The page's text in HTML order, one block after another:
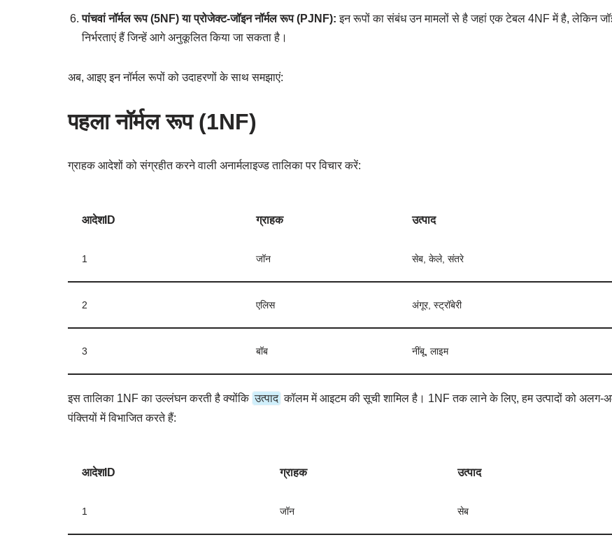
पांचवां नॉर्मल रूप (5NF) या प्रोजेक्ट-जॉइन नॉर्मल रूप (PJNF): इन रूपों का संबंध उन मामलों से है जहां एक टेबल 4NF में है, लेकिन
निर्भरताएं हैं जिन्हें आगे अनुकूलित किया जा सकता है।
अब, आइए इन नॉर्मल रूपों को उदाहरणों के साथ समझाएं:
पहला नॉर्मल रूप (1NF)
ग्राहक आदेशों को संग्रहीत करने वाली अनार्मलाइज्ड तालिका पर विचार करें:
आदेशID ग्राहक उत्पाद
1 जॉन सेब, केले, संतरे
2 एलिस अंगूर, स्ट्रॉबेरी
3 बॉब नींबू, लाइम
इस तालिका 1NF का उल्लंघन करती है क्योंकि उत्पाद कॉलम में आइटम की सूची शामिल है। 1NF तक लाने के लिए, हम उत्पादों को अलग-
पंक्तियों में विभाजित करते हैं:
आदेशID ग्राहक उत्पाद
1 जॉन सेब